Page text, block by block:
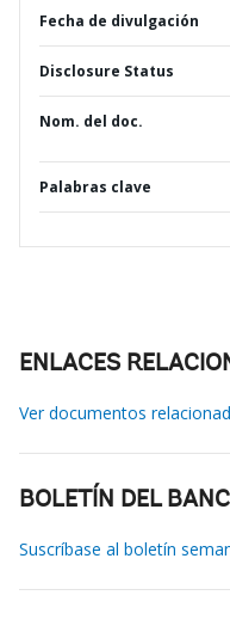
Fecha de divulgación
Disclosure Status
Nom. del doc.
Palabras clave
ENLACES
Ver documentos
BOLETÍN DEL
Suscríbase al boletín